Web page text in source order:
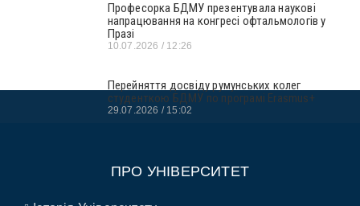
Професорка БДМУ презентувала наукові
напрацювання на конгресі офтальмологів у
Празі
10.07.2026 12:26
Перейняття досвіду румунських колег
студенткою БДМУ по програмі Erasmus+
29.07.2026 15:02
ПРО УНІВЕРСИТЕТ